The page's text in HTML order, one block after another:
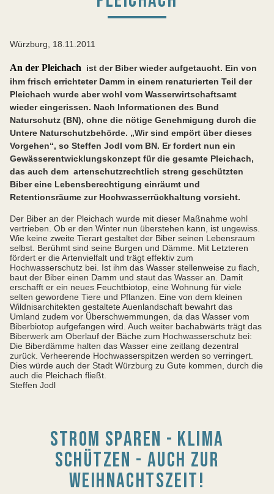
Würzburg, 18.11.2011
An der Pleichach ist der Biber wieder aufgetaucht. Ein von
ihm frisch errichteter Damm in einem renaturierten Teil der
Pleichach wurde aber wohl vom Wasserwirtschaftsamt
wieder eingerissen. Nach Informationen des Bund
Naturschutz (BN), ohne die nötige Genehmigung durch die
Untere Naturschutzbehörde. „Wir sind empört über dieses
Vorgehen“, so Steffen Jodl vom BN. Er fordert nun ein
Gewässerentwicklungskonzept für die gesamte Pleichach,
das auch dem artenschutzrechtlich streng geschützten
Biber eine Lebensberechtigung einräumt und
Retentionsräume zur Hochwasserrückhaltung vorsieht.
Der Biber an der Pleichach wurde mit dieser Maßnahme wohl
vertrieben. Ob er den Winter nun überstehen kann, ist ungewiss.
Wie keine zweite Tierart gestaltet der Biber seinen Lebensraum
selbst. Berühmt sind seine Burgen und Dämme. Mit Letzteren
fördert er die Artenvielfalt und trägt effektiv zum
Hochwasserschutz bei. Ist ihm das Wasser stellenweise zu flach,
baut der Biber einen Damm und staut das Wasser an. Damit
erschafft er ein neues Feuchtbiotop, eine Wohnung für viele
selten gewordene Tiere und Pflanzen. Eine von dem kleinen
Wildnisarchitekten gestaltete Auenlandschaft bewahrt das
Umland zudem vor Überschwemmungen, da das Wasser vom
Biberbiotop aufgefangen wird. Auch weiter bachabwärts trägt das
Biberwerk am Oberlauf der Bäche zum Hochwasserschutz bei:
Die Biberdämme halten das Wasser eine zeitlang dezentral
zurück. Verheerende Hochwasserspitzen werden so verringert.
Dies würde auch der Stadt Würzburg zu Gute kommen, durch die
auch die Pleichach fließt.
Steffen Jodl
STROM SPAREN - KLIMA
SCHÜTZEN - AUCH ZUR
WEIHNACHTSZEIT!